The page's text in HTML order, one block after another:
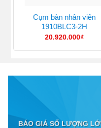
Cụm bàn nhân viên
1910BLC3-2H
20.920.000₫
BÁO GIÁ SỐ LƯỢNG